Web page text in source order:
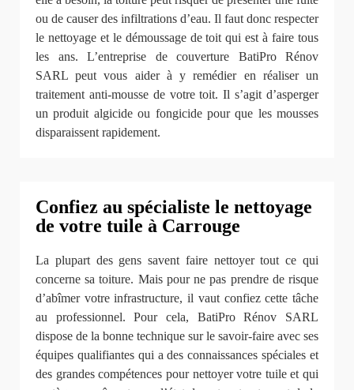
ou de causer des infiltrations d’eau. Il faut donc respecter
le nettoyage et le démoussage de toit qui est à faire tous
les ans. L’entreprise de couverture BatiPro Rénov
SARL peut vous aider à y remédier en réaliser un
traitement anti-mousse de votre toit. Il s’agit d’asperger
un produit algicide ou fongicide pour que les mousses
disparaissent rapidement.
Confiez au spécialiste le nettoyage
de votre tuile à Carrouge
La plupart des gens savent faire nettoyer tout ce qui
concerne sa toiture. Mais pour ne pas prendre de risque
d’abîmer votre infrastructure, il vaut confiez cette tâche
au professionnel. Pour cela, BatiPro Rénov SARL
dispose de la bonne technique sur le savoir-faire avec ses
équipes qualifiantes qui a des connaissances spéciales et
des grandes compétences pour nettoyer votre tuile et qui